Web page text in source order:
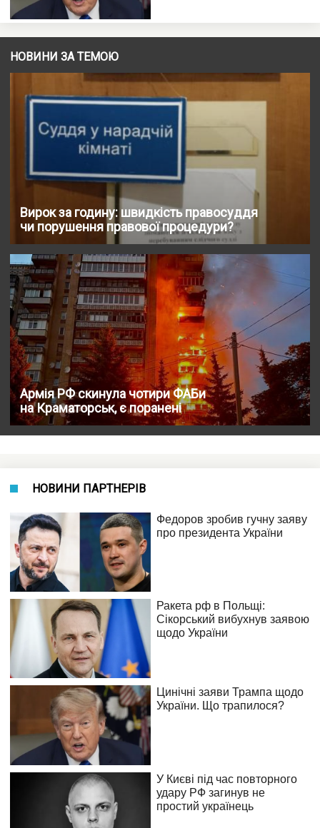
НОВИНИ ЗА ТЕМОЮ
Вирок за годину: швидкість правосуддя
чи порушення правової процедури?
Армія РФ скинула чотири ФАБи
на Краматорськ, є поранені
НОВИНИ ПАРТНЕРІВ